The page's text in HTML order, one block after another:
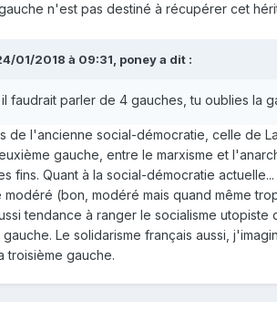
n'est pas destiné à récupérer cet
01/2018 à 09:31, poneya dit :
il faudrait parler de 4 gauches, tu oublies la
de l'ancienne social-démocratie, celle de
gauche, entre le marxisme et
fins. Quant à la social-démocratie
modéré (bon, modéré mais quand même
tendance à ranger le socialisme
Le solidarisme français aussi,
troisième gauche.